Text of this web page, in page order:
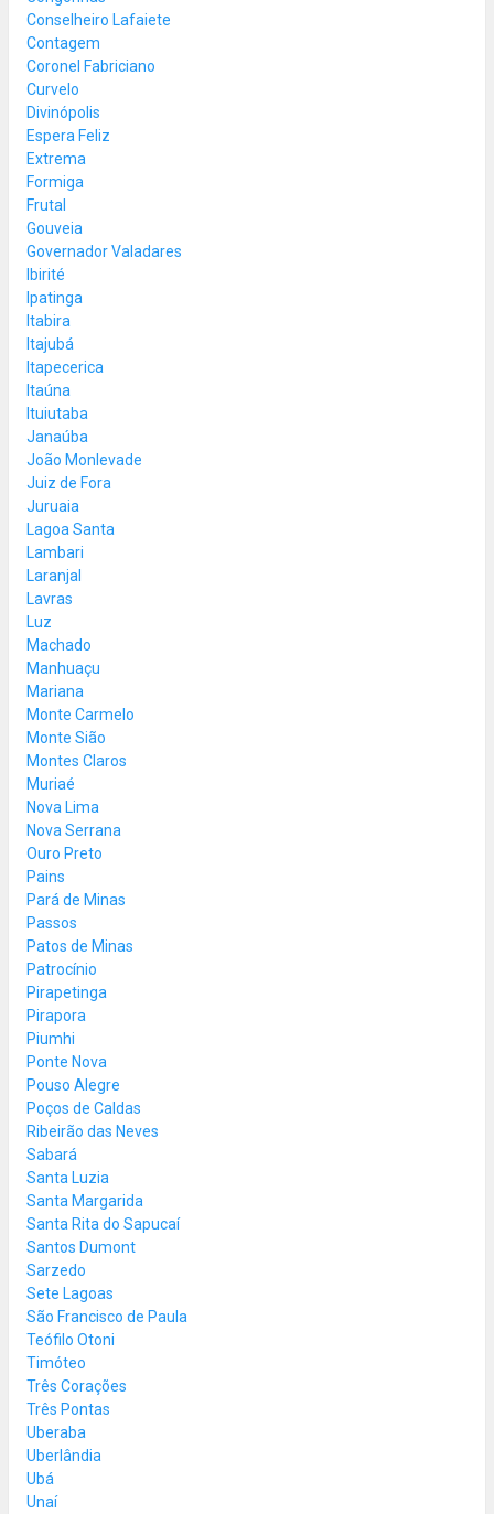
Conselheiro Lafaiete
Contagem
Coronel Fabriciano
Curvelo
Divinópolis
Espera Feliz
Extrema
Formiga
Frutal
Gouveia
Governador Valadares
Ibirité
Ipatinga
Itabira
Itajubá
Itapecerica
Itaúna
Ituiutaba
Janaúba
João Monlevade
Juiz de Fora
Juruaia
Lagoa Santa
Lambari
Laranjal
Lavras
Luz
Machado
Manhuaçu
Mariana
Monte Carmelo
Monte Sião
Montes Claros
Muriaé
Nova Lima
Nova Serrana
Ouro Preto
Pains
Pará de Minas
Passos
Patos de Minas
Patrocínio
Pirapetinga
Pirapora
Piumhi
Ponte Nova
Pouso Alegre
Poços de Caldas
Ribeirão das Neves
Sabará
Santa Luzia
Santa Margarida
Santa Rita do Sapucaí
Santos Dumont
Sarzedo
Sete Lagoas
São Francisco de Paula
Teófilo Otoni
Timóteo
Três Corações
Três Pontas
Uberaba
Uberlândia
Ubá
Unaí